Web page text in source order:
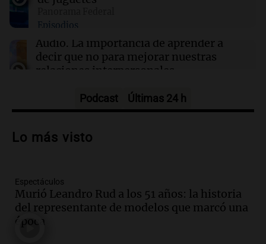
sábado 8 de agosto
Episodios
Audio. La importancia de aprender a
decir que no para mejorar nuestras
relaciones interpersonales
Audio.Se acerca el Campeonato
Ferro este fin de semana
Audio.
reunirá a más de 80 expositores con
sabores únicos
Panorama Federal
Podcast Últimas 24 h
Lo más visto
Espectáculos
Murió Leandro Rud a los 51 años: la historia
del representante de modelos que marcó una
época